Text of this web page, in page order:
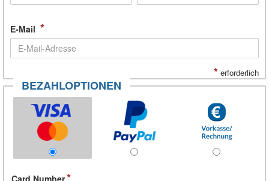
E-Mail *
* erforderlich
BEZAHLOPTIONEN
Card Number